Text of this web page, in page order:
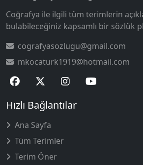
Coğrafya ile ilgili tüm terimlerin
bulabileceğiniz kapsamlı bir sözlük
cografyasozlugu@gmail.com
mkocaturk1919@hotmail.com
Hızlı Bağlantılar
Ana Sayfa
Tüm Terimler
Terim Öner